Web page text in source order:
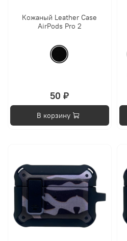
Кожаный Leather Case
AirPods Pro 2
50 ₽
В корзину